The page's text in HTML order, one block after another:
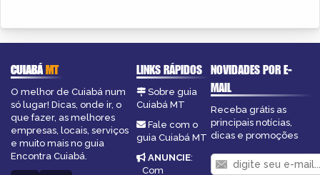
CUIABÁMT
O melhor de Cuiabá num
só lugar! Dicas, onde ir, o
que fazer, as melhores
empresas, locais, serviços
e muito mais no guia
Encontra Cuiabá.
LINKS RÁPIDOS
Sobre guia
Cuiabá MT
Fale com o
guia Cuiabá MT
ANUNCIE:
Com
NOVIDADES POR E-
MAIL
Receba grátis as
principais notícias,
dicas e promoções